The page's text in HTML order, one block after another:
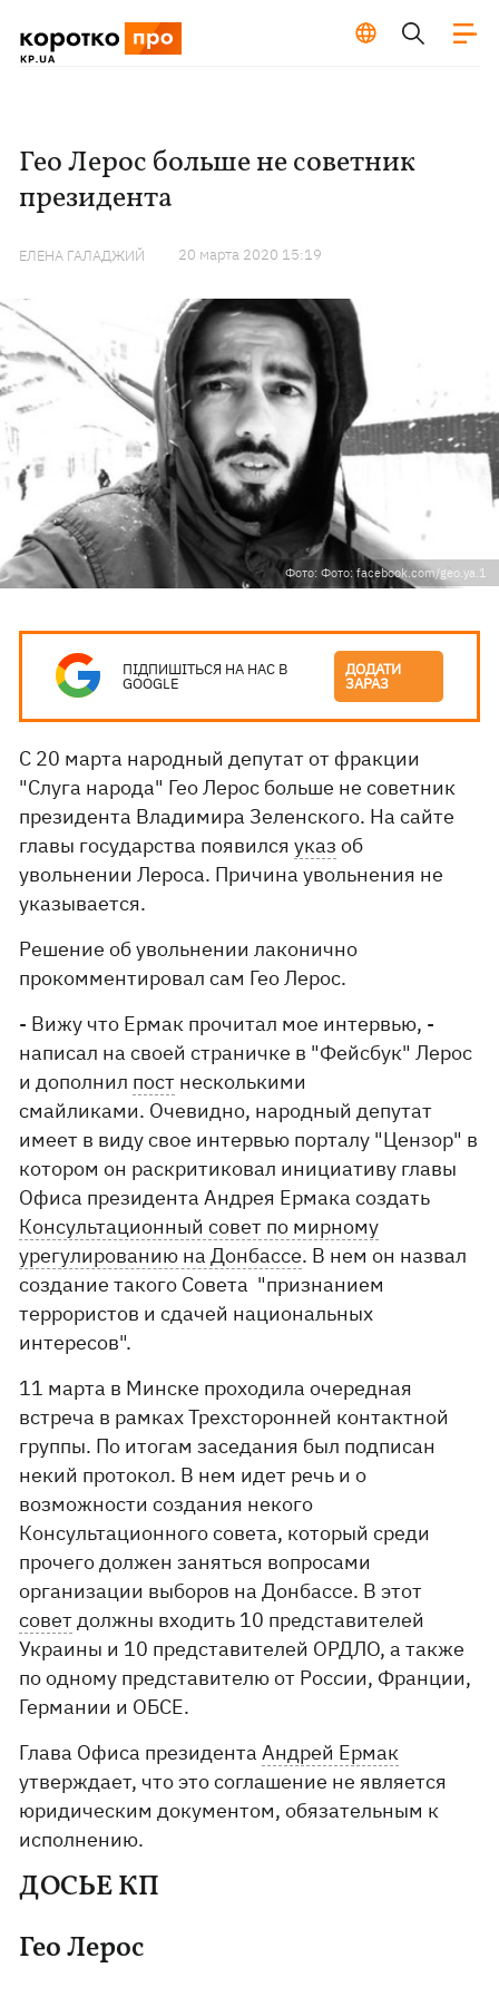
Гео Лерос больше не советник
президента
ЕЛЕНА ГАЛАДЖИЙ 20 марта 2020 15:19
Фото: Фото: facebook.com/geo.ya.1
ПІДПИШІТЬСЯ НА НАС В
GOOGLE
ДОДАТИ
ЗАРАЗ
С 20 марта народный депутат от фракции
"Слуга народа" Гео Лерос больше не советник
президента Владимира Зеленского. На сайте
главы государства появилсяуказ об
увольнении Лероса. Причина увольнения не
указывается.
Решение об увольнении лаконично
прокомментировал сам Гео Лерос.
- Вижу что Ермак прочитал мое интервью, -
написал на своей страничке в "Фейсбук" Лерос
и дополнил пост несколькими
смайликами. Очевидно, народный депутат
имеет в виду свое интервью порталу "Цензор" в
котором он раскритиковал инициативу главы
Офиса президента Андрея Ермака создать
Консультационный совет по мирному
урегулированию на Донбассе. В нем он назвал
создание такого Совета "признанием
террористов и сдачей национальных
интересов".
11 марта в Минске проходила очередная
встреча в рамках Трехсторонней контактной
группы. По итогам заседания был подписан
некий протокол. В нем идет речь и о
возможности создания некого
Консультационного совета, который среди
прочего должен заняться вопросами
организации выборов на Донбассе. В этот
советдолжны входить 10 представителей
Украины и 10 представителей ОРДЛО, а также
по одному представителю от России, Франции,
Германии и ОБСЕ.
Глава Офиса президентаАндрей Ермак
утверждает, что это соглашение не является
юридическим документом, обязательным к
исполнению.
ДОСЬЕ КП
Гео Лерос